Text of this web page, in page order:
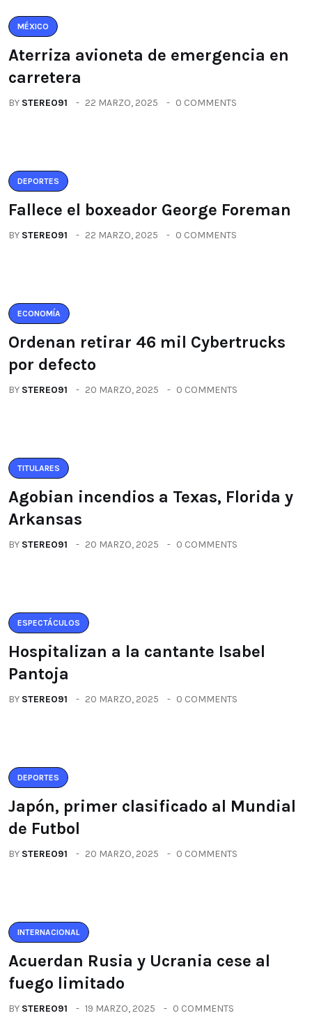
MÉXICO
Aterriza avioneta de emergencia en
carretera
BY STEREO91 22 MARZO, 2025 0 COMMENTS
DEPORTES
Fallece el boxeador George Foreman
BY STEREO91 22 MARZO, 2025 0 COMMENTS
ECONOMÍA
Ordenan retirar 46 mil Cybertrucks
por defecto
BY STEREO91 20 MARZO, 2025 0 COMMENTS
TITULARES
Agobian incendios a Texas, Florida y
Arkansas
BY STEREO91 20 MARZO, 2025 0 COMMENTS
ESPECTÁCULOS
Hospitalizan a la cantante Isabel
Pantoja
BY STEREO91 20 MARZO, 2025 0 COMMENTS
DEPORTES
Japón, primer clasificado al Mundial
de Futbol
BY STEREO91 20 MARZO, 2025 0 COMMENTS
INTERNACIONAL
Acuerdan Rusia y Ucrania cese al
fuego limitado
BY STEREO91 19 MARZO, 2025 0 COMMENTS